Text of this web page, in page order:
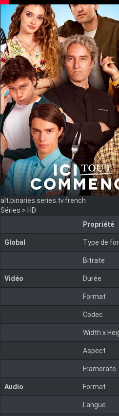
alt.binaries.series.tv.french
Séries > HD
Propriété
Global Type de
Bitrate
Vidéo Durée
Format
Codec
Width x
Aspect
Framerate
Audio Format
Langue